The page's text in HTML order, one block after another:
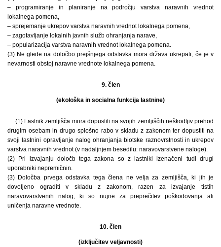
– programiranje in planiranje na področju varstva naravnih vrednot
lokalnega pomena,
– sprejemanje ukrepov varstva naravnih vrednot lokalnega pomena,
– zagotavljanje lokalnih javnih služb ohranjanja narave,
– popularizacija varstva naravnih vrednot lokalnega pomena.
(3) Ne glede na določbo prejšnjega odstavka mora država ukrepati, če je v
nevarnosti obstoj naravne vrednote lokalnega pomena.
9. člen
(ekološka in socialna funkcija lastnine)
(1) Lastnik zemljišča mora dopustiti na svojih zemljiščih neškodljiv prehod
drugim osebam in drugo splošno rabo v skladu z zakonom ter dopustiti na
svoji lastnini opravljanje nalog ohranjanja biotske raznovrstnosti in ukrepov
varstva naravnih vrednot (v nadaljnjem besedilu: naravovarstvene naloge).
(2) Pri izvajanju določb tega zakona so z lastniki izenačeni tudi drugi
uporabniki nepremičnin.
(3) Določba prvega odstavka tega člena ne velja za zemljišča, ki jih je
dovoljeno ograditi v skladu z zakonom, razen za izvajanje tistih
naravovarstvenih nalog, ki so nujne za preprečitev poškodovanja ali
uničenja naravne vrednote.
10. člen
(izključitev veljavnosti)